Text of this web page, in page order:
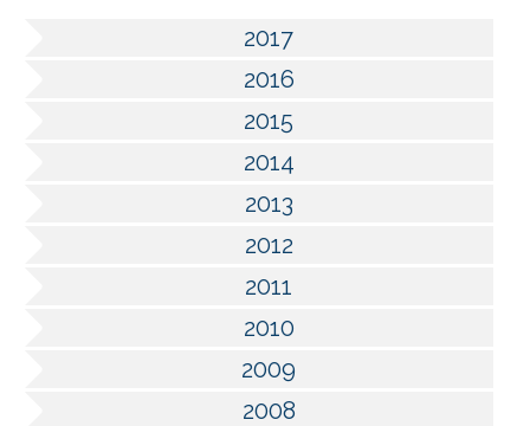
2017
2016
2015
2014
2013
2012
2011
2010
2009
2008